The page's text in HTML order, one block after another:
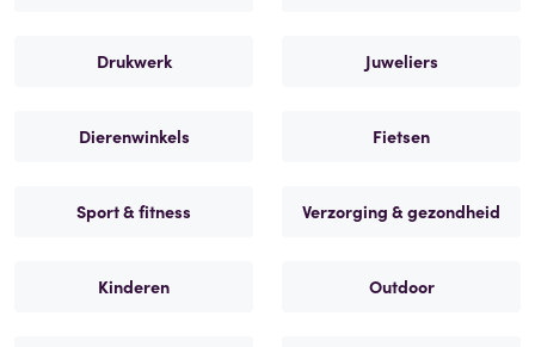
Drukwerk Juweliers
Dierenwinkels Fietsen
Sport & fitness Verzorging & gezondheid
Kinderen Outdoor